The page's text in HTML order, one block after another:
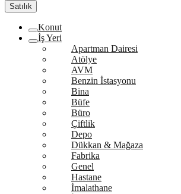
Satılık
Konut
İş Yeri
Apartman Dairesi
Atölye
AVM
Benzin İstasyonu
Bina
Büfe
Büro
Çiftlik
Depo
Dükkan & Mağaza
Fabrika
Genel
Hastane
İmalathane